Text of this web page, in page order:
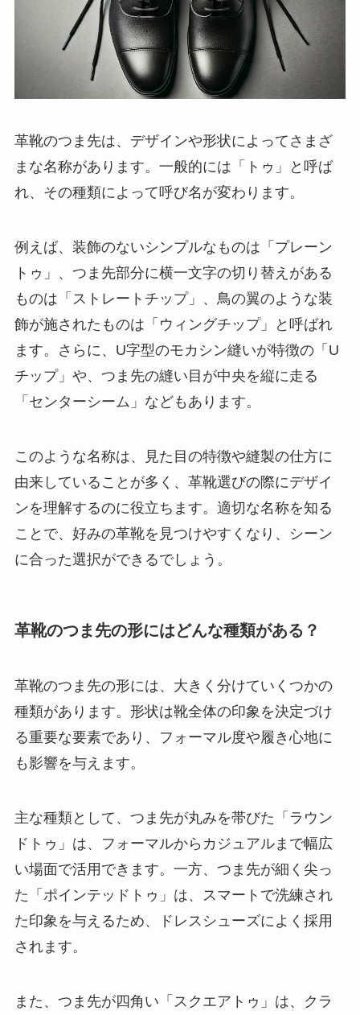
革靴のつま先は、デザインや形状によってさまざ
まな名称があります。一般的には「トゥ」と呼ば
れ、その種類によって呼び名が変わります。
例えば、装飾のないシンプルなものは「プレーン
トゥ」、つま先部分に横一文字の切り替えがある
ものは「ストレートチップ」、鳥の翼のような装
飾が施されたものは「ウィングチップ」と呼ばれ
ます。さらに、U字型のモカシン縫いが特徴の「U
チップ」や、つま先の縫い目が中央を縦に走る
「センターシーム」などもあります。
このような名称は、見た目の特徴や縫製の仕方に
由来していることが多く、革靴選びの際にデザイ
ンを理解するのに役立ちます。適切な名称を知る
ことで、好みの革靴を見つけやすくなり、シーン
に合った選択ができるでしょう。
革靴のつま先の形にはどんな種類がある？
革靴のつま先の形には、大きく分けていくつかの
種類があります。形状は靴全体の印象を決定づけ
る重要な要素であり、フォーマル度や履き心地に
も影響を与えます。
主な種類として、つま先が丸みを帯びた「ラウン
ドトゥ」は、フォーマルからカジュアルまで幅広
い場面で活用できます。一方、つま先が細く尖っ
た「ポインテッドトゥ」は、スマートで洗練され
た印象を与えるため、ドレスシューズによく採用
されます。
また、つま先が四角い「スクエアトゥ」は、クラ